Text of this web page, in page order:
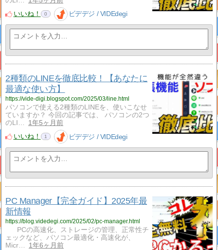
いいね！
0 ビデデジ / VIDEdegi
2種類のLINEを徹底比較！【あなたに
最適な使い方】
https://vide-digi.blogspot.com/2025/03/line.html
パソコンで使える2種類のLINEを、使いこなせ
ていますか？ 今回の記事では、 パソコンの2つ
のLI…
1年5ヶ月前
いいね！
1 ビデデジ / VIDEdegi
PC Manager【完全ガイド】2025年最
新情報
https://blog.videdegi.com/2025/02/pc-manager.html
PCの高速化、ストレージの管理、正常性チ
ェックなど、パソコン最適化・高速化が、
Micr…
1年6ヶ月前